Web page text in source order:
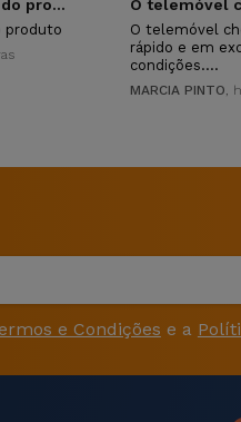
Rapidez e qualidade do produto
produto
O telemóvel
rápido e em
condições.…
MARCIA PINTO,
e Condições e a